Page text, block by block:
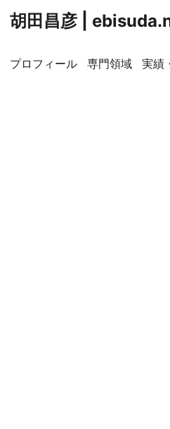
胡田昌彦 |
プロフィール 専門領域 実績